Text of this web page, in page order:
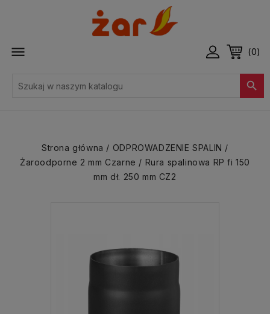
 (0)

Strona główna
ODPROWADZENIE SPALIN
Żaroodporne 2 mm Czarne
Rura spalinowa RP fi 150
mm dł. 250 mm CZ2